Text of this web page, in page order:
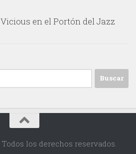
en el Portón del Jazz
los derechos reservados.